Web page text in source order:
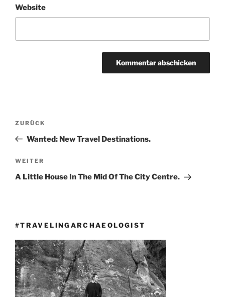
Website
Beitragsnavigation
Vorheriger
Beitrag
ZURÜCK
Wanted: New Travel Destinations.
Nächster
Beitrag
WEITER
A Little House In The Mid Of The City Centre.
#TRAVELINGARCHAEOLOGIST